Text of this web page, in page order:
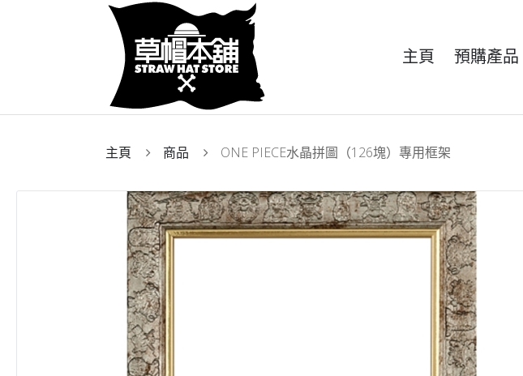
主頁 預購產品
主頁 商品 ONE PIECE水晶拼圖（126塊）專用框架